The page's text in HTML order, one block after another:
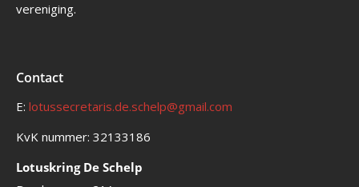
vereniging.
Contact
E: lotussecretaris.de.schelp@gmail.com
KvK nummer: 32133186
Lotuskring De Schelp